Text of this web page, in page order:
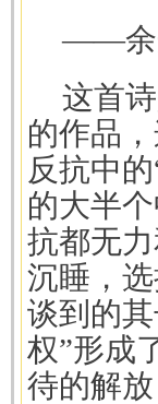
——余
这首
的作品
反抗中
的大半
抗都无
沉睡，
谈到的
权”形成
待的解